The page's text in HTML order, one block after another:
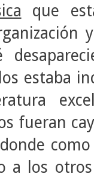
que
estaba
fueran
a los